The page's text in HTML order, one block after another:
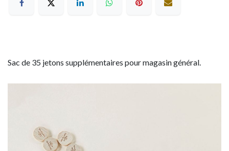
Sac de 35 jetons supplémentaires pour magasin général.